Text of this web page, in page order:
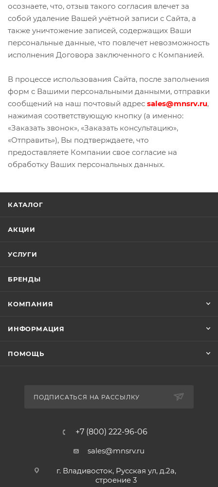
осознаете, что, отзыв такого согласия влечет за
собой удаление Вашей учётной записи с Сайта, а
также уничтожение записей, содержащих Ваши
персональные данные, что повлечет невозможность
исполнения Договора заключенного с Компанией.
В процессе использования Сайта, после заполнения
форм с Вашими персональными данными, отправки
сообщений на наш почтовый адрес sales@mnsrv.ru,
нажимая соответствующую кнопку (а именно:
«Заказать звонок», «Заказать консультацию»,
«Отправить»), Вы подтверждаете, что
предоставляете Компании свое согласие на
обработку Ваших персональных данных.
КАТАЛОГ
АКЦИИ
УСЛУГИ
БРЕНДЫ
КОМПАНИЯ
ИНФОРМАЦИЯ
ПОМОЩЬ
ПОДПИСАТЬСЯ НА РАССЫЛКУ
+7 (800) 222-96-06
sales@mnsrv.ru
г. Владивосток, Русская ул, д.2а,
строение 3